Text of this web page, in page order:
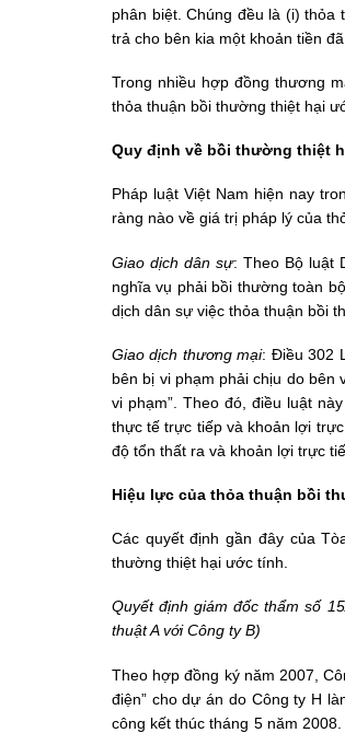
phân biệt. Chúng đều là (i)
trả cho bên kia một khoản tiền
Trong nhiều hợp đồng thương
thỏa thuận bồi thường thiệt hại
Quy định về bồi thường thiệt
Pháp luật Việt Nam hiện nay
ràng nào về giá trị pháp lý của
Giao dịch dân sự: Theo Bộ luật
nghĩa vụ phải bồi thường toàn
dịch dân sự việc thỏa thuận bồi
Giao dịch thương mại: Điều 302
bên bị vi phạm phải chịu do
vi phạm”. Theo đó, điều luật
thực tế trực tiếp và khoản lợi
độ tổn thất ra và khoản lợi trực
Hiệu lực của thỏa thuận bồi
Các quyết định gần đây của
thường thiệt hại ước tính.
Quyết định giám đốc thẩm số
thuật A với Công ty B)
Theo hợp đồng ký năm 2007,
điện” cho dự án do Công ty H
công kết thúc tháng 5 năm